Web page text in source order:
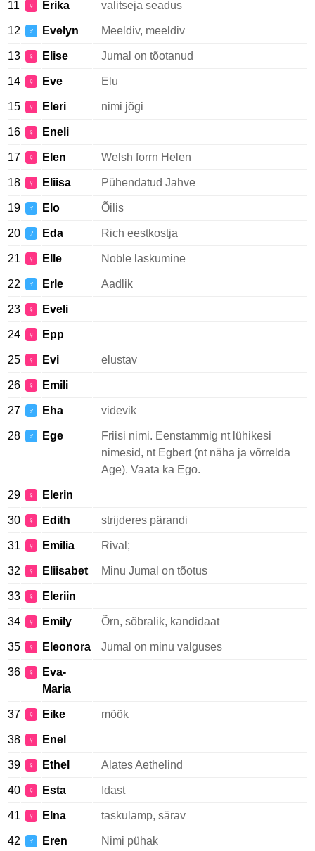
11 ♀ Erika valitseja seadus
12 ♂ Evelyn Meeldiv, meeldiv
13 ♀ Elise Jumal on tõotanud
14 ♀ Eve Elu
15 ♀ Eleri nimi jõgi
16 ♀ Eneli
17 ♀ Elen Welsh forrn Helen
18 ♀ Eliisa Pühendatud Jahve
19 ♂ Elo Õilis
20 ♂ Eda Rich eestkostja
21 ♀ Elle Noble laskumine
22 ♂ Erle Aadlik
23 ♀ Eveli
24 ♀ Epp
25 ♀ Evi elustav
26 ♀ Emili
27 ♂ Eha videvik
28 ♂ Ege
Friisi nimi. Eenstammig nt lühikesi
nimesid, nt Egbert (nt näha ja võrrelda
Age). Vaata ka Ego.
29 ♀ Elerin
30 ♀ Edith strijderes pärandi
31 ♀ Emilia Rival;
32 ♀ Eliisabet Minu Jumal on tõotus
33 ♀ Eleriin
34 ♀ Emily Õrn, sõbralik, kandidaat
35 ♀ Eleonora Jumal on minu valguses
36 ♀
Eva-
Maria
37 ♀ Eike mõõk
38 ♀ Enel
39 ♀ Ethel Alates Aethelind
40 ♀ Esta Idast
41 ♀ Elna taskulamp, särav
42 ♂ Eren Nimi pühak